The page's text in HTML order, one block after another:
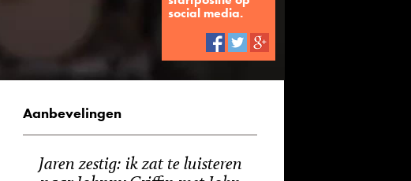
social media.
Aanbevelingen
Jaren zestig: ik zat te luisteren